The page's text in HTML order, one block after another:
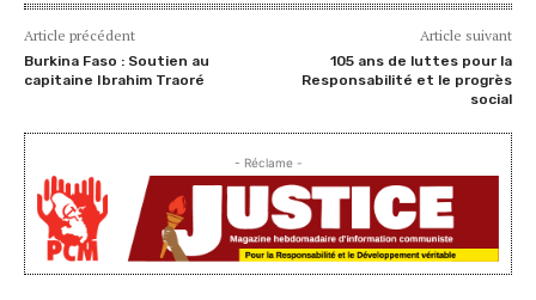
Article précédent
Burkina Faso : Soutien au
capitaine Ibrahim Traoré
Article suivant
105 ans de luttes pour la
Responsabilité et le progrès
social
- Réclame -